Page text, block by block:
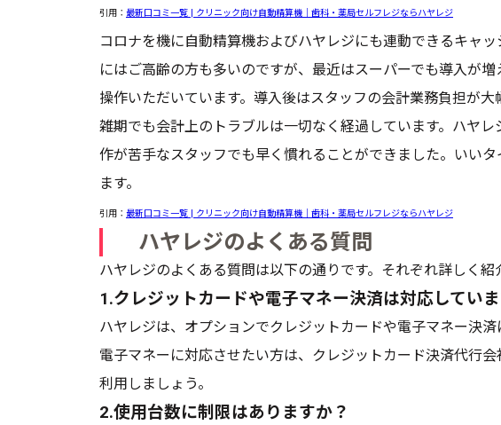
引用： 最新口コミ一覧 | クリニック向け自動精算機｜歯科・薬局セルフレジならハヤレジ
コロナを機に自動精算機およびハヤレジにも連動できるキャ
にはご高齢の方も多いのですが、最近はスーパーでも導入が
操作いただいています。導入後はスタッフの会計業務負担が
雑期でも会計上のトラブルは一切なく経過しています。ハヤ
作が苦手なスタッフでも早く慣れることができました。いい
ます。
引用： 最新口コミ一覧 | クリニック向け自動精算機｜歯科・薬局セルフレジならハヤレジ
ハヤレジのよくある質問
ハヤレジのよくある質問は以下の通りです。それぞれ詳しく紹
1.クレジットカードや電子マネー決済は対応してい
ハヤレジは、オプションでクレジットカードや電子マネー決
電子マネーに対応させたい方は、クレジットカード決済代行
利用しましょう。
2.使用台数に制限はありますか？